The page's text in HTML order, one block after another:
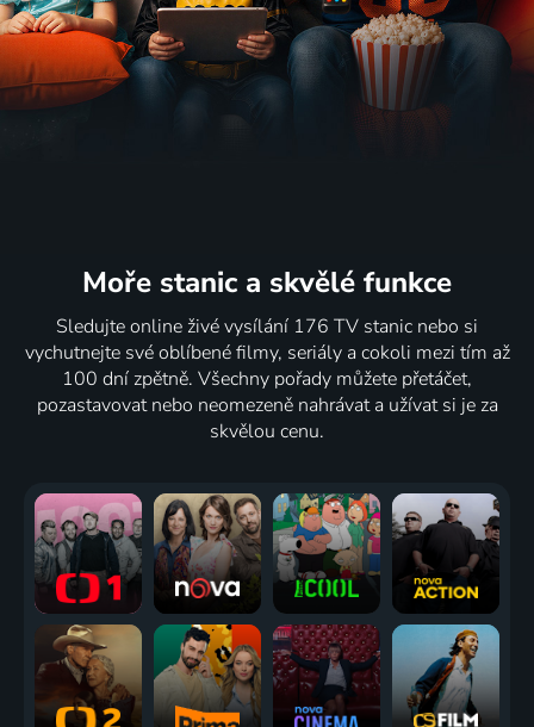
Moře stanic a skvělé funkce
Sledujte online živé vysílání 176 TV stanic nebo si
vychutnejte své oblíbené filmy, seriály a cokoli mezi tím až
100 dní zpětně. Všechny pořady můžete přetáčet,
pozastavovat nebo neomezeně nahrávat a užívat si je za
skvělou cenu.